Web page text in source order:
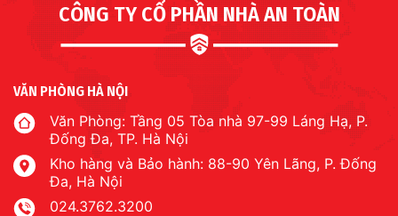
CÔNG TY CỔ PHẦN NHÀ AN TOÀN
VĂN PHÒNG HÀ NỘI
Văn Phòng: Tầng 05 Tòa nhà 97-99 Láng Hạ, P.
Đống Đa, TP. Hà Nội
Kho hàng và Bảo hành: 88-90 Yên Lãng, P. Đống
Đa, Hà Nội
024.3762.3200